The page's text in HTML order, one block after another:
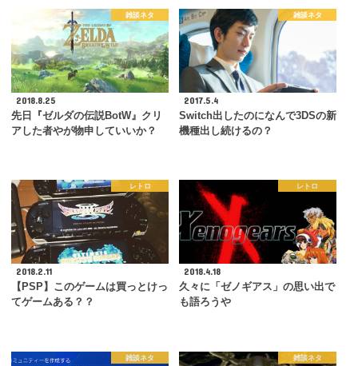
雑談ネタ
2018.8.25
先日『ゼルダの伝説BotW』クリ
アした者やが物申していいか？
雑談ネタ
2017.5.4
Switch出したのになんで3DSの新
機種出し続けるの？
レトロ
2018.2.11
【PSP】このゲームは買っとけっ
てゲームある？？
レトロ
2018.4.18
久々に「ゼノギアス」の思い出で
も語ろうや
雑談ネタ 雑談ネタ